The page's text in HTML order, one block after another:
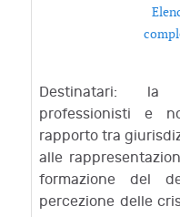
Destinatari: la
professionisti e
rapporto tra
alle
formazione del
percezione delle